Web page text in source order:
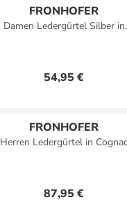
FRONHOFER
Damen Ledergürtel Silber in
54,95 €
FRONHOFER
Herren Ledergürtel in Cognac
87,95 €